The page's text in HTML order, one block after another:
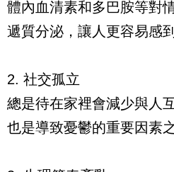
體內血清素和多巴胺等對
遞質分泌，讓人更容易感
2. 社交孤立
總是待在家裡會減少與人
也是導致憂鬱的重要因素之